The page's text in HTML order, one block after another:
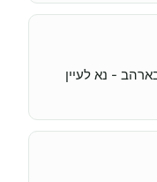
- נא לעיין